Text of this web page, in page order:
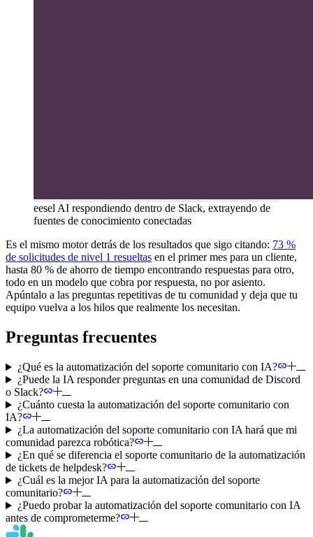
eesel AI respondiendo dentro de Slack, extrayendo de
fuentes de conocimiento conectadas
Es el mismo motor detrás de los resultados que sigo citando: 73 %
de solicitudes de nivel 1 resueltas en el primer mes para un cliente,
hasta 80 % de ahorro de tiempo encontrando respuestas para otro,
todo en un modelo que cobra por respuesta, no por asiento.
Apúntalo a las preguntas repetitivas de tu comunidad y deja que tu
equipo vuelva a los hilos que realmente los necesitan.
Preguntas frecuentes
¿Qué es la automatización del soporte comunitario con IA?
¿Puede la IA responder preguntas en una comunidad de Discord
o Slack?
¿Cuánto cuesta la automatización del soporte comunitario con
IA?
¿La automatización del soporte comunitario con IA hará que mi
comunidad parezca robótica?
¿En qué se diferencia el soporte comunitario de la automatización
de tickets de helpdesk?
¿Cuál es la mejor IA para la automatización del soporte
comunitario?
¿Puedo probar la automatización del soporte comunitario con IA
antes de comprometerme?